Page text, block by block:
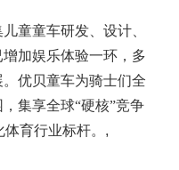
童童车研发、设计、
加娱乐体验一环，多
优贝童车为骑士们全
集享全球“硬核”竞争
育行业标杆。 ,